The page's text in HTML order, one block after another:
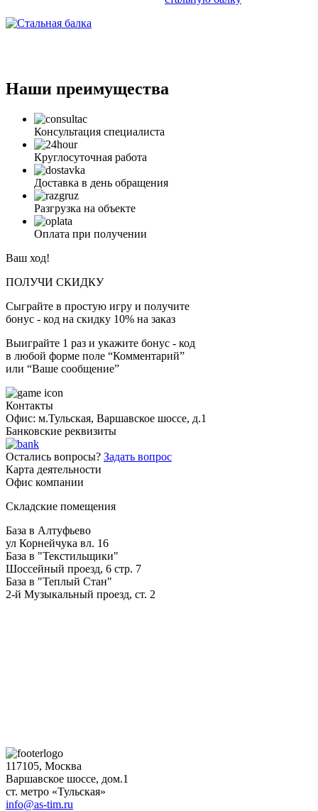
Наши преимущества
Консультация специалиста
Круглосуточная работа
Доставка в день обращения
Разгрузка на объекте
Оплата при получении
Ваш ход!
ПОЛУЧИ СКИДКУ
Сыграйте в простую игру и получите
бонус - код на скидку 10% на заказ
Выиграйте 1 раз и укажите бонус - код
в любой форме поле “Комментарий”
или “Ваше сообщение”
Контакты
Офис: м.Тульская, Варшавское шоссе, д.1
Банковские реквизиты
Остались вопросы? Задать вопрос
Карта деятельности
Офис компании
Складские помещения
База в Алтуфьево
ул Корнейчука вл. 16
База в "Текстильщики"
Шоссейный проезд, 6 стр. 7
База в "Теплый Стан"
2-й Музыкальный проезд, ст. 2
117105, Москва
Варшавское шоссе, дом.1
ст. метро «Тульская»
info@as-tim.ru